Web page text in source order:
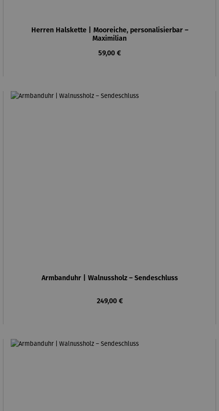
Herren Halskette | Mooreiche, personalisierbar –
Maximilian
Regulärer Preis:
59,00 €
Armbanduhr | Walnussholz – Sendeschluss
Regulärer Preis:
249,00 €